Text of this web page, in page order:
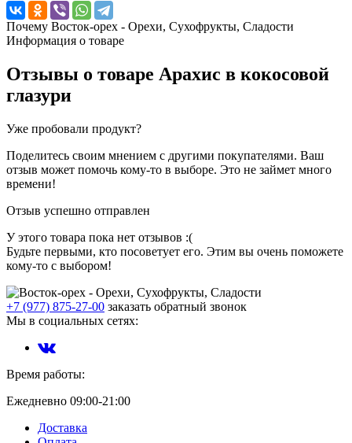
Почему Восток-орех - Орехи, Сухофрукты, Сладости
Информация о товаре
Отзывы о товаре Арахис в кокосовой
глазури
Уже пробовали продукт?
Поделитесь своим мнением с другими покупателями. Ваш
отзыв может помочь кому-то в выборе. Это не займет много
времени!
Отзыв успешно отправлен
У этого товара пока нет отзывов :(
Будьте первыми, кто посоветует его. Этим вы очень поможете
кому-то с выбором!
+7 (977) 875-27-00 заказать обратный звонок
Мы в социальных сетях:
Время работы:
Ежедневно 09:00-21:00
Доставка